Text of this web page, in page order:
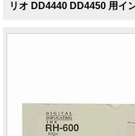
リオ DD4440 DD4450 用イ